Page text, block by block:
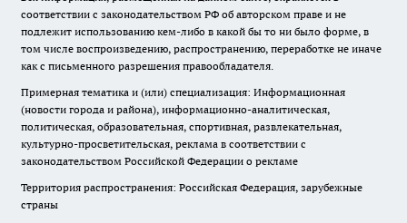
соответствии с законодательством РФ об авторском праве и не
подлежит использованию кем-либо в какой бы то ни было форме, в
том числе воспроизведению, распространению, переработке не иначе
как с письменного разрешения правообладателя.
Примерная тематика и (или) специализация: Информационная
(новости города и района), информационно-аналитическая,
политическая, образовательная, спортивная, развлекательная,
культурно-просветительская, реклама в соответствии с
законодательством Российской Федерации о рекламе
Территория распространения: Российская Федерация, зарубежные
страны